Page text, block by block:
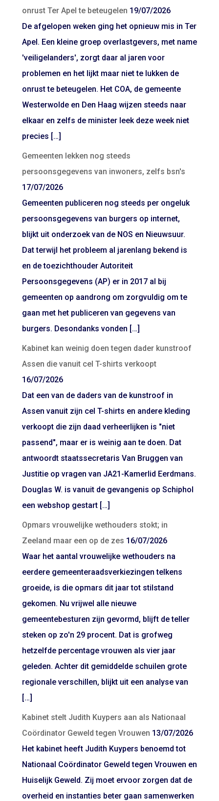
onrust Ter Apel te beteugelen 19/07/2026
De afgelopen weken ging het opnieuw mis in Ter
Apel. Een kleine groep overlastgevers, met name
'veiligelanders', zorgt daar al jaren voor
problemen en het lijkt maar niet te lukken de
onrust te beteugelen. Het COA, de gemeente
Westerwolde en Den Haag wijzen steeds naar
elkaar en zelfs de minister leek deze week niet
precies […]
Gemeenten lekken nog steeds
persoonsgegevens van inwoners, zelfs bsn's
17/07/2026
Gemeenten publiceren nog steeds per ongeluk
persoonsgegevens van burgers op internet,
blijkt uit onderzoek van de NOS en Nieuwsuur.
Dat terwijl het probleem al jarenlang bekend is
en de toezichthouder Autoriteit
Persoonsgegevens (AP) er in 2017 al bij
gemeenten op aandrong om zorgvuldig om te
gaan met het publiceren van gegevens van
burgers. Desondanks vonden […]
Kabinet kan weinig doen tegen dader kunstroof
Assen die vanuit cel T-shirts verkoopt
16/07/2026
Dat een van de daders van de kunstroof in
Assen vanuit zijn cel T-shirts en andere kleding
verkoopt die zijn daad verheerlijken is "niet
passend", maar er is weinig aan te doen. Dat
antwoordt staatssecretaris Van Bruggen van
Justitie op vragen van JA21-Kamerlid Eerdmans.
Douglas W. is vanuit de gevangenis op Schiphol
een webshop gestart […]
Opmars vrouwelijke wethouders stokt; in
Zeeland maar een op de zes 16/07/2026
Waar het aantal vrouwelijke wethouders na
eerdere gemeenteraadsverkiezingen telkens
groeide, is die opmars dit jaar tot stilstand
gekomen. Nu vrijwel alle nieuwe
gemeentebesturen zijn gevormd, blijft de teller
steken op zo'n 29 procent. Dat is grofweg
hetzelfde percentage vrouwen als vier jaar
geleden. Achter dit gemiddelde schuilen grote
regionale verschillen, blijkt uit een analyse van
[…]
Kabinet stelt Judith Kuypers aan als Nationaal
Coördinator Geweld tegen Vrouwen 13/07/2026
Het kabinet heeft Judith Kuypers benoemd tot
Nationaal Coördinator Geweld tegen Vrouwen en
Huiselijk Geweld. Zij moet ervoor zorgen dat de
overheid en instanties beter gaan samenwerken